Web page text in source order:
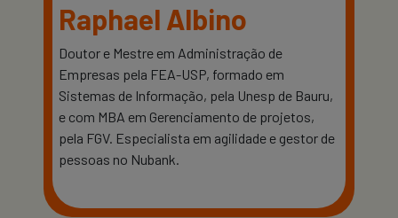
Raphael Albino
Doutor e Mestre em Administração de
Empresas pela FEA-USP, formado em
Sistemas de Informação, pela Unesp de Bauru,
e com MBA em Gerenciamento de projetos,
pela FGV. Especialista em agilidade e gestor de
pessoas no Nubank.